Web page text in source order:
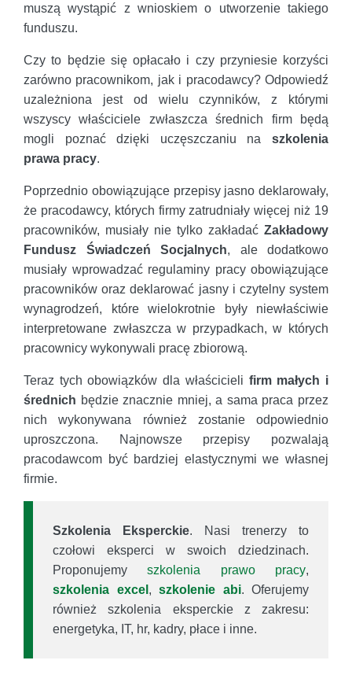
muszą wystąpić z wnioskiem o utworzenie takiego
funduszu.
Czy to będzie się opłacało i czy przyniesie korzyści
zarówno pracownikom, jak i pracodawcy? Odpowiedź
uzależniona jest od wielu czynników, z którymi
wszyscy właściciele zwłaszcza średnich firm będą
mogli poznać dzięki uczęszczaniu na szkolenia
prawa pracy.
Poprzednio obowiązujące przepisy jasno deklarowały,
że pracodawcy, których firmy zatrudniały więcej niż 19
pracowników, musiały nie tylko zakładać Zakładowy
Fundusz Świadczeń Socjalnych, ale dodatkowo
musiały wprowadzać regulaminy pracy obowiązujące
pracowników oraz deklarować jasny i czytelny system
wynagrodzeń, które wielokrotnie były niewłaściwie
interpretowane zwłaszcza w przypadkach, w których
pracownicy wykonywali pracę zbiorową.
Teraz tych obowiązków dla właścicieli firm małych i
średnich będzie znacznie mniej, a sama praca przez
nich wykonywana również zostanie odpowiednio
uproszczona. Najnowsze przepisy pozwalają
pracodawcom być bardziej elastycznymi we własnej
firmie.
Szkolenia Eksperckie. Nasi trenerzy to
czołowi eksperci w swoich dziedzinach.
Proponujemyszkolenia prawo pracy,
szkolenia excel , szkolenie abi. Oferujemy
również szkolenia eksperckie z zakresu:
energetyka, IT, hr, kadry, płace i inne.